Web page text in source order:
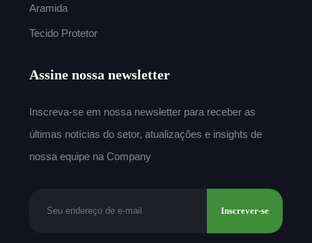
Aramida
Tecido Protetor
Assine nossa newsletter
Inscreva-se em nossa newsletter para receber as
últimas notícias do setor, atualizações e insights de
nossa equipe na Company
Inscrever-se